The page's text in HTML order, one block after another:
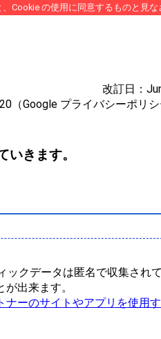
Cookie の使用に同意するものと見な
改訂日：
（Google プライバシーポリ
きます。
ックデータは匿名で収集され
出来ます。
ナーのサイトやアプリを使用